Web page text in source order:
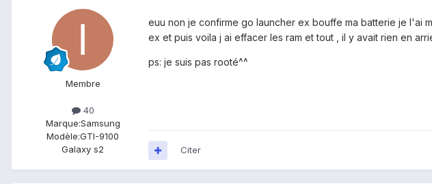
Membre
40
Marque:Samsung
Modèle:GTI-9100
Galaxy s2
euu non je confirme go launcher ex bouffe ma batterie je l'ai
ex et puis voila j ai effacer les ram et tout , il y avait rien en
ps: je suis pas rooté^^
Citer